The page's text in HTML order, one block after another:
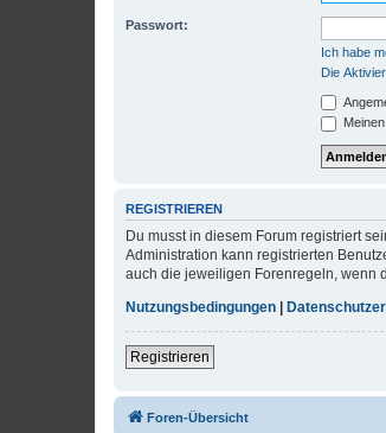
Passwort:
Ich habe
Die
REGISTRIEREN
Du musst in diesem Forum registriert
Administration kann registrierten
auch die jeweiligen Forenregeln, wenn
Nutzungsbedingungen
Registrieren
Foren-Übersicht